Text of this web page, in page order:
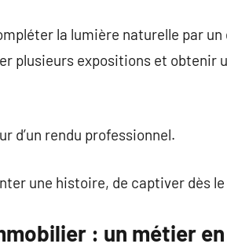
la lumière naturelle par un
plusieurs expositions et obtenir
d’un rendu professionnel.
une histoire, de captiver dès
: un métier